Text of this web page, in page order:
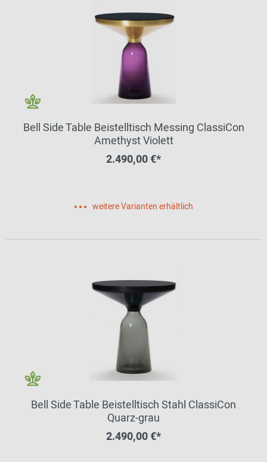
Bell Side Table Beistelltisch Messing ClassiCon
Amethyst Violett
2.490,00 €*
weitere Varianten erhältlich
Bell Side Table Beistelltisch Stahl ClassiCon
Quarz-grau
2.490,00 €*